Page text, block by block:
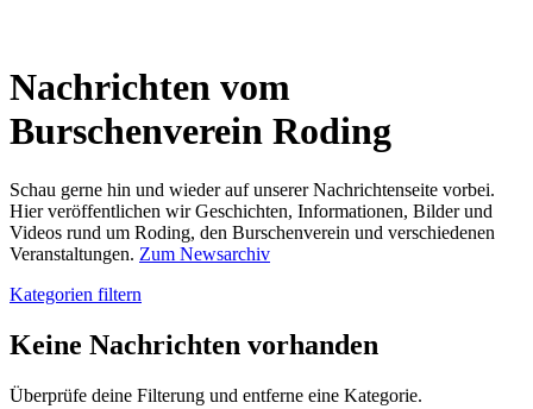
Nachrichten vom
Burschenverein Roding
Schau gerne hin und wieder auf unserer Nachrichtenseite vorbei.
Hier veröffentlichen wir Geschichten, Informationen, Bilder und
Videos rund um Roding, den Burschenverein und verschiedenen
Veranstaltungen. Zum Newsarchiv
Kategorien filtern
Keine Nachrichten vorhanden
Überprüfe deine Filterung und entferne eine Kategorie.